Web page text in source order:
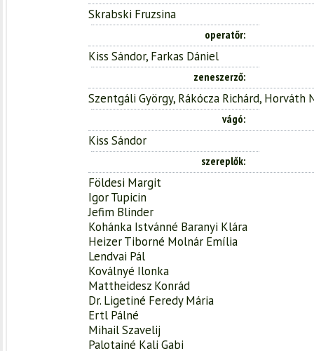
Skrabski Fruzsina
operatőr
Kiss Sándor, Farkas Dániel
zeneszerző
Szentgáli György, Rákócza Richárd, Horváth
vágó
Kiss Sándor
szereplők
Földesi Margit
Igor Tupicin
Jefim Blinder
Kohánka Istvánné Baranyi Klára
Heizer Tiborné Molnár Emília
Lendvai Pál
Koválnyé Ilonka
Mattheidesz Konrád
Dr. Ligetiné Feredy Mária
Ertl Pálné
Mihail Szavelij
Palotainé Kali Gabi